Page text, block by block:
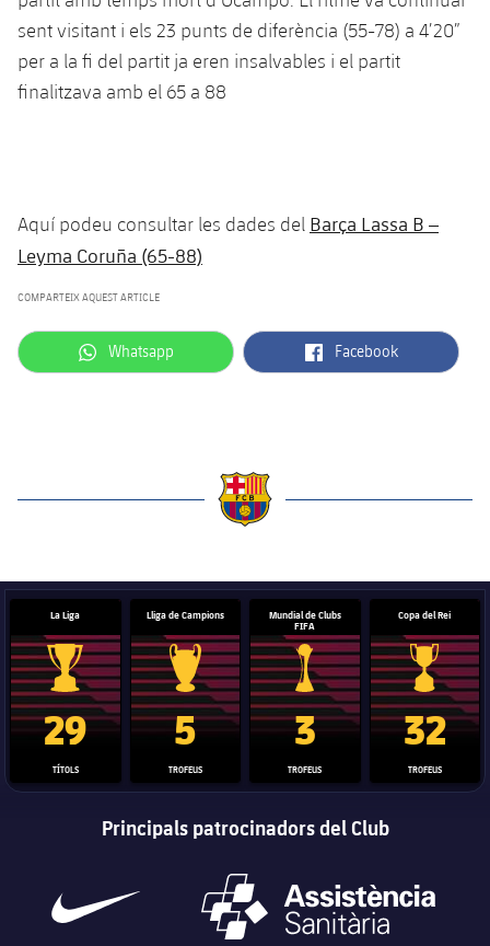
sent visitant i els 23 punts de diferència (55-78) a 4’20”
per a la fi del partit ja eren insalvables i el partit
finalitzava amb el 65 a 88
Aquí podeu consultar les dades del Barça Lassa B –
Leyma Coruña (65-88)
COMPARTEIX AQUEST ARTICLE
label.aria.whatsapp
Whatsapp label.aria.facebook
Facebook
La Liga
Trofeu de la Liga
29
TÍTOLS
Lliga de Campions
Trofeu de la Lliga de Campions
5
TROFEUS
Mundial de Clubs
FIFA
Trofeu del Mundial de Clubs
3
TROFEUS
Copa del Rei
Copa del
32
TROFEUS
Principals patrocinadors del Club